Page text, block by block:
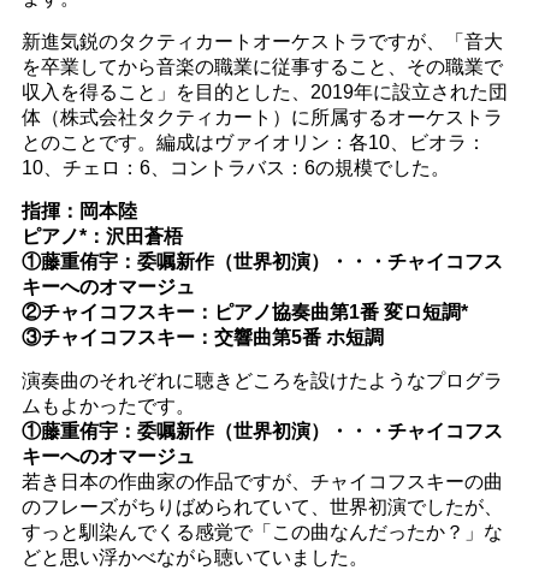
新進気鋭のタクティカートオーケストラですが、「音大
を卒業してから音楽の職業に従事すること、その職業で
収入を得ること」を目的とした、2019年に設立された団
体（株式会社タクティカート）に所属するオーケストラ
とのことです。編成はヴァイオリン：各10、ビオラ：
10、チェロ：6、コントラバス：6の規模でした。
指揮：岡本陸
ピアノ*：沢田蒼梧
①藤重侑宇：委嘱新作（世界初演）・・・チャイコフス
キーへのオマージュ
②チャイコフスキー：ピアノ協奏曲第1番 変ロ短調*
③チャイコフスキー：交響曲第5番 ホ短調
演奏曲のそれぞれに聴きどころを設けたようなプログラ
ムもよかったです。
①藤重侑宇：委嘱新作（世界初演）・・・チャイコフス
キーへのオマージュ
若き日本の作曲家の作品ですが、チャイコフスキーの曲
のフレーズがちりばめられていて、世界初演でしたが、
すっと馴染んでくる感覚で「この曲なんだったか？」な
どと思い浮かべながら聴いていました。